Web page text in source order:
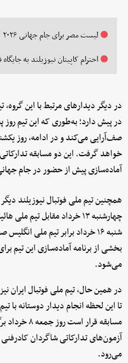
لیست مصر برای جام جهانی ۲۰۲۶
احترام کاپیتان نیوزیلند به جایگاه
در دیگر دیدارهای مرتبط با این
خواهد گرفت. این دو مسابقه
آماده‌سازی پیش از حضور در جام
همچنین تیم ملی فوتبال نیوزیلند
چهارشنبه ۱۳ خرداد مقابل
شنبه ۱۶ خرداد برابر تیم ملی
می‌شود.
در همین حال، تیم ملی فوتبال ایران
تا این لحظه انجام دیدار دوستانه با
مسابقه قرار
آزمون‌های تدارکاتی شاگردان
می‌رود.